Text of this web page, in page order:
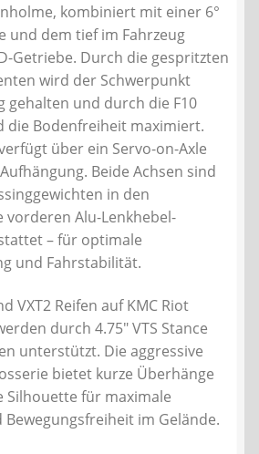
kombiniert mit einer 6°
und dem tief im Fahrzeug
Getriebe. Durch die gespritzten
wird der Schwerpunkt
gehalten und durch die F10
die Bodenfreiheit maximiert.
über ein Servo-on-Axle
Beide Achsen sind
in den
vorderen Alu-Lenkhebel-
– für optimale
und Fahrstabilität.
VXT2 Reifen auf KMC Riot
durch 4.75″ VTS Stance
unterstützt. Die aggressive
bietet kurze Überhänge
Silhouette für maximale
im Gelände.